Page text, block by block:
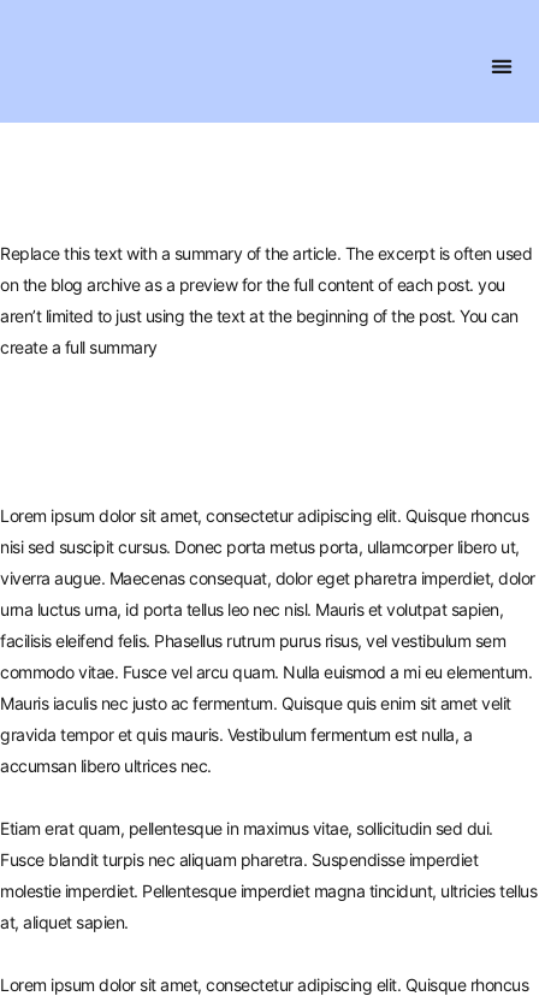
Replace this text with a summary of the article. The excerpt is often used
on the blog archive as a preview for the full content of each post. you
aren’t limited to just using the text at the beginning of the post. You can
create a full summary
Lorem ipsum dolor sit amet, consectetur adipiscing elit. Quisque rhoncus
nisi sed suscipit cursus. Donec porta metus porta, ullamcorper libero ut,
viverra augue. Maecenas consequat, dolor eget pharetra imperdiet, dolor
urna luctus urna, id porta tellus leo nec nisl. Mauris et volutpat sapien,
facilisis eleifend felis. Phasellus rutrum purus risus, vel vestibulum sem
commodo vitae. Fusce vel arcu quam. Nulla euismod a mi eu elementum.
Mauris iaculis nec justo ac fermentum. Quisque quis enim sit amet velit
gravida tempor et quis mauris. Vestibulum fermentum est nulla, a
accumsan libero ultrices nec.
Etiam erat quam, pellentesque in maximus vitae, sollicitudin sed dui.
Fusce blandit turpis nec aliquam pharetra. Suspendisse imperdiet
molestie imperdiet. Pellentesque imperdiet magna tincidunt, ultricies tellus
at, aliquet sapien.
Lorem ipsum dolor sit amet, consectetur adipiscing elit. Quisque rhoncus